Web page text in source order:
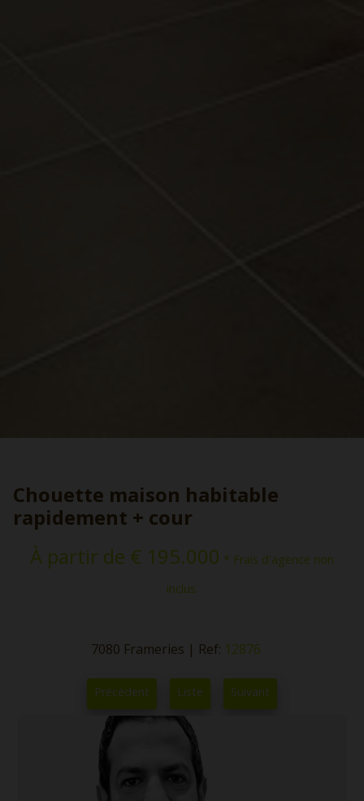
Chouette maison habitable
rapidement + cour
À partir de € 195.000 * Frais d'agence non
inclus.
7080 Frameries | Ref: 12876
Précédent Liste Suivant